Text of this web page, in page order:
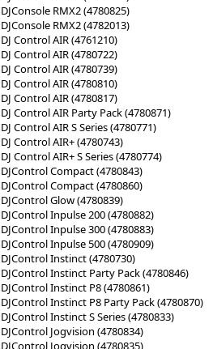
DJConsole RMX2 (4780825)
DJConsole RMX2 (4782013)
DJ Control AIR (4761210)
DJ Control AIR (4780722)
DJ Control AIR (4780739)
DJ Control AIR (4780810)
DJ Control AIR (4780817)
DJ Control AIR Party Pack (4780871)
DJ Control AIR S Series (4780771)
DJ Control AIR+ (4780743)
DJ Control AIR+ S Series (4780774)
DJControl Compact (4780843)
DJControl Compact (4780860)
DJControl Glow (4780839)
DJControl Inpulse 200 (4780882)
DJControl Inpulse 300 (4780883)
DJControl Inpulse 500 (4780909)
DJControl Instinct (4780730)
DJControl Instinct Party Pack (4780846)
DJControl Instinct P8 (‎4780861)
DJControl Instinct P8 Party Pack (4780870)
DJControl Instinct S Series (4780833)
DJControl Jogvision (4780834)
DJControl Jogvision (4780835)